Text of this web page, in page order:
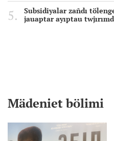
Subsidiyalar zañdı
jauaptar ayıptau
Mädeniet bölimi